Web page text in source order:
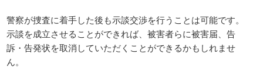
警察が捜査に着手した後も示談交渉を行うことは可能です。
示談を成立させることができれば、被害者らに被害届、告
訴・告発状を取消していただくことができるかもしれませ
ん。